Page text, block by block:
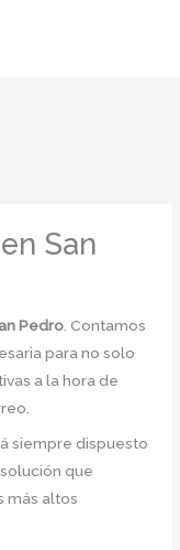
San
Pedro . Contamos
para no solo
a la hora de
siempre dispuesto
que
más altos